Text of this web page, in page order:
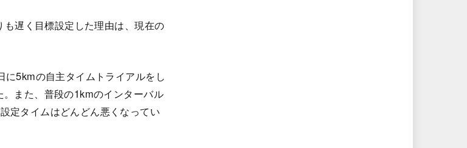
遅く目標設定した理由は、現在の
5kmの自主タイムトライアルをし
また、普段の1kmのインターバル
定タイムはどんどん悪くなってい